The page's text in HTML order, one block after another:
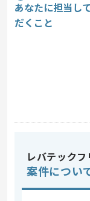
あなたに担当し
だくこと
スキル
レバテック
案件につい